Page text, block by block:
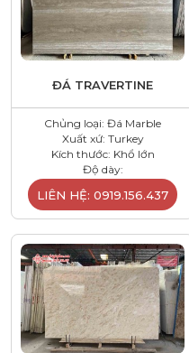
ĐÁ TRAVERTINE
Chủng loại: Đá Marble
Xuất xứ: Turkey
Kích thước: Khổ lớn
Độ dày:
LIÊN HỆ: 0919.156.437